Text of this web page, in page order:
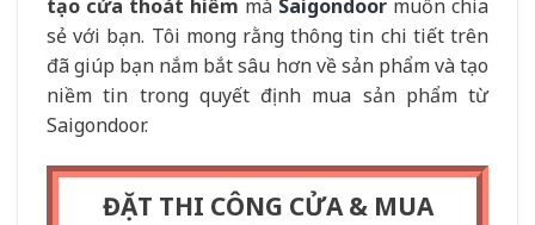
tạo cửa thoát hiểm mà Saigondoor muốn chia
sẻ với bạn. Tôi mong rằng thông tin chi tiết trên
đã giúp bạn nắm bắt sâu hơn về sản phẩm và tạo
niềm tin trong quyết định mua sản phẩm từ
Saigondoor.
ĐẶT THI CÔNG CỬA & MUA